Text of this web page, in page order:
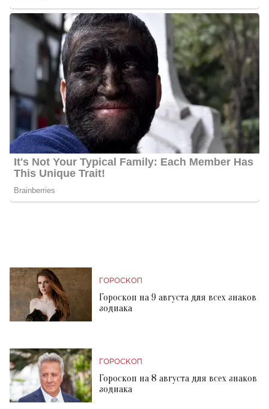
ГОРОСКОП
Гороскоп на 9 августа для всех знаков
зодиака
ГОРОСКОП
Гороскоп на 8 августа для всех знаков
зодиака